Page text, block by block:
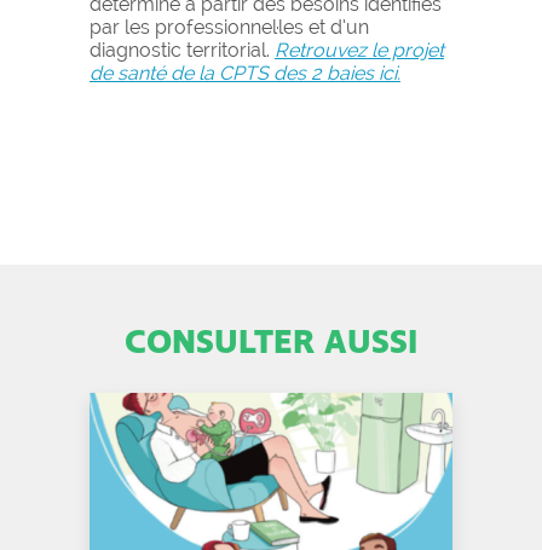
par les professionnel·les et d’un
diagnostic territorial. Retrouvez le projet
de santé de la CPTS des 2 baies ici.
CONSULTER AUSSI